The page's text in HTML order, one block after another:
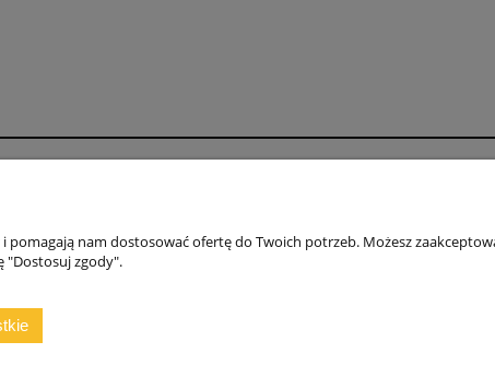
ZAKUPY, ZWROTY, REKLAMACJE
WSPÓŁPRACA
nam dostosować ofertę do Twoich potrzeb. Możesz
"Dostosuj zgody".